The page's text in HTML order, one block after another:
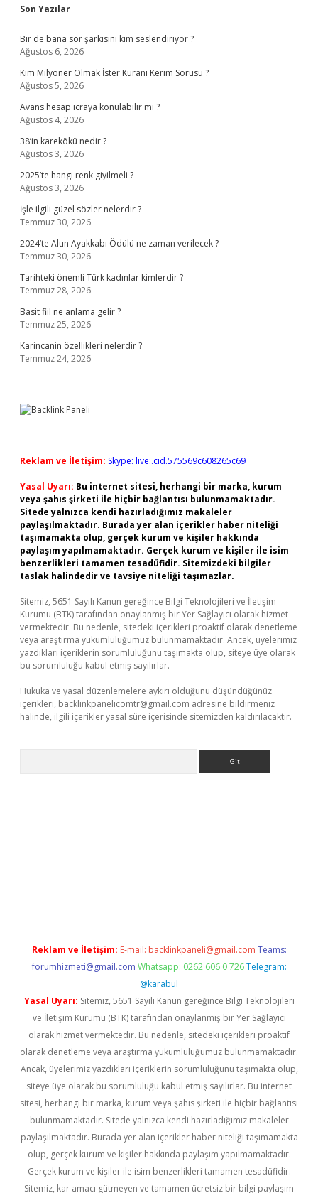
Sidebar
Son Yazılar
Bir de bana sor şarkısını kim seslendiriyor ?
Ağustos 6, 2026
Kim Milyoner Olmak İster Kuranı Kerim Sorusu ?
Ağustos 5, 2026
Avans hesap icraya konulabilir mi ?
Ağustos 4, 2026
38’in karekökü nedir ?
Ağustos 3, 2026
2025’te hangi renk giyilmeli ?
Ağustos 3, 2026
İşle ilgili güzel sözler nelerdir ?
Temmuz 30, 2026
2024’te Altın Ayakkabı Ödülü ne zaman verilecek ?
Temmuz 30, 2026
Tarihteki önemli Türk kadınlar kimlerdir ?
Temmuz 28, 2026
Basit fiil ne anlama gelir ?
Temmuz 25, 2026
Karincanin özellikleri nelerdir ?
Temmuz 24, 2026
Reklam ve İletişim: Skype: live:.cid.575569c608265c69
Yasal Uyarı: Bu internet sitesi, herhangi bir marka, kurum
veya şahıs şirketi ile hiçbir bağlantısı bulunmamaktadır.
Sitede yalnızca kendi hazırladığımız makaleler
paylaşılmaktadır. Burada yer alan içerikler haber niteliği
taşımamakta olup, gerçek kurum ve kişiler hakkında
paylaşım yapılmamaktadır. Gerçek kurum ve kişiler ile isim
benzerlikleri tamamen tesadüfidir. Sitemizdeki bilgiler
taslak halindedir ve tavsiye niteliği taşımazlar.
Sitemiz, 5651 Sayılı Kanun gereğince Bilgi Teknolojileri ve İletişim
Kurumu (BTK) tarafından onaylanmış bir Yer Sağlayıcı olarak hizmet
vermektedir. Bu nedenle, sitedeki içerikleri proaktif olarak denetleme
veya araştırma yükümlülüğümüz bulunmamaktadır. Ancak, üyelerimiz
yazdıkları içeriklerin sorumluluğunu taşımakta olup, siteye üye olarak
bu sorumluluğu kabul etmiş sayılırlar.
Hukuka ve yasal düzenlemelere aykırı olduğunu düşündüğünüz
içerikleri, backlinkpanelicomtr@gmail.com adresine bildirmeniz
halinde, ilgili içerikler yasal süre içerisinde sitemizden kaldırılacaktır.
Reklam ve İletişim: E-mail: backlinkpaneli@gmail.com Teams:
forumhizmeti@gmail.com Whatsapp: 0262 606 0 726 Telegram:
@karabul
Yasal Uyarı: Sitemiz, 5651 Sayılı Kanun gereğince Bilgi Teknolojileri
ve İletişim Kurumu (BTK) tarafından onaylanmış bir Yer Sağlayıcı
olarak hizmet vermektedir. Bu nedenle, sitedeki içerikleri proaktif
olarak denetleme veya araştırma yükümlülüğümüz bulunmamaktadır.
Ancak, üyelerimiz yazdıkları içeriklerin sorumluluğunu taşımakta olup,
siteye üye olarak bu sorumluluğu kabul etmiş sayılırlar. Bu internet
sitesi, herhangi bir marka, kurum veya şahıs şirketi ile hiçbir bağlantısı
bulunmamaktadır. Sitede yalnızca kendi hazırladığımız makaleler
paylaşılmaktadır. Burada yer alan içerikler haber niteliği taşımamakta
olup, gerçek kurum ve kişiler hakkında paylaşım yapılmamaktadır.
Gerçek kurum ve kişiler ile isim benzerlikleri tamamen tesadüfidir.
Sitemiz, kar amacı gütmeyen ve tamamen ücretsiz bir bilgi paylaşım